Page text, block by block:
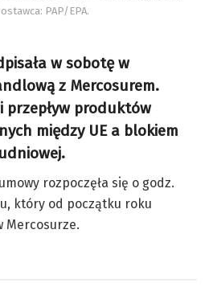
PAP/EPA.
w sobotę w
z Mercosurem.
przepływ produktów
między UE a blokiem
rozpoczęła się o godz.
który od początku roku
Mercosurze.